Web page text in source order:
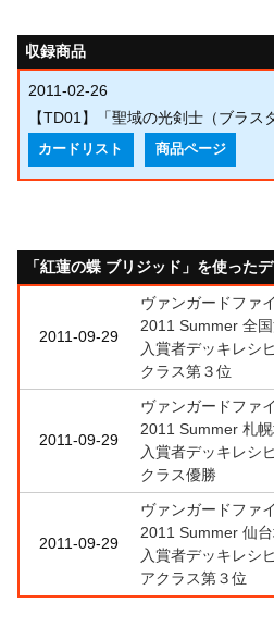
収録商品
2011-02-26
【TD01】「聖域の光剣士（ブラス
カードリスト 商品ページ
「紅蓮の蝶 ブリジッド」を使った
2011-09-29
ヴァンガードファ
2011 Summer 全
入賞者デッキレシ
クラス第３位
2011-09-29
ヴァンガードファ
2011 Summer 札
入賞者デッキレシ
クラス優勝
2011-09-29
ヴァンガードファ
2011 Summer 仙
入賞者デッキレシ
アクラス第３位